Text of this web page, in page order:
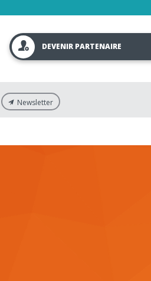
DEVENIR PARTENAIRE
Newsletter